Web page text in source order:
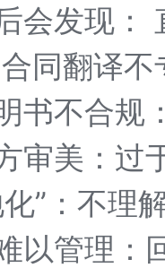
会发现：
同翻译
书不合规
审美：过
”：不理
以管理：